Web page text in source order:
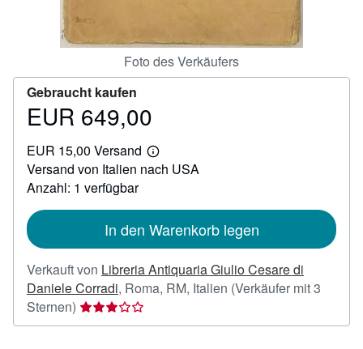
Foto des Verkäufers
Gebraucht kaufen
Preis
649,00
EUR 649,00
EUR 15,00 Versand
Weitere
Informationen
Versand von Italien nach USA
Anzahl: 1 verfügbar
In den Warenkorb legen
Verkauft von Libreria Antiquaria Giulio Cesare di
Daniele Corradi, Roma, RM, Italien (Verkäufer mit 3
Sternen) Verkäuferbewertung
3